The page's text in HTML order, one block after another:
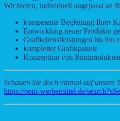
Wir bieten, individuell angepasst an
kompetente Begleitung Ihrer
Entwicklung neuer Produkte
Grafikdienstleistungen bis hin
kompletter Grafikpakete
Konzeption von
Schauen Sie doch einmal auf
https://oem-werbemittel.de/